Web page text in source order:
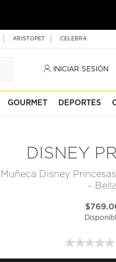
ARISTOPET CELEBRA
INICIAR SESIÓN
GOURMET DEPORTES
DISNEY
Muñeca Disney
- Bella